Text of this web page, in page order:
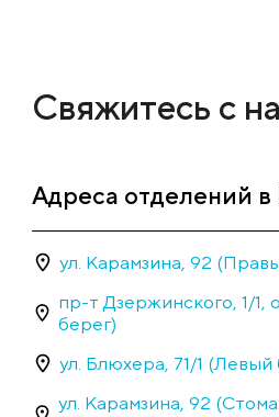
Свяжитесь с
Адреса отделений
ул. Карамзина, 92
пр-т Дзержинского, 1/1,
берег)
ул. Блюхера, 71/1 (Левый
ул. Карамзина, 92